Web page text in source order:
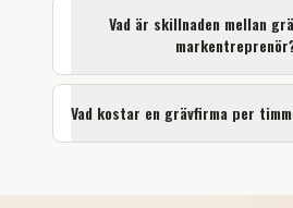
Vad är skillnaden mellan
Vad kostar en grävfirma per